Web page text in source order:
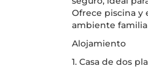
Ofrece piscina y
ambiente
Alojamiento
1. Casa de dos